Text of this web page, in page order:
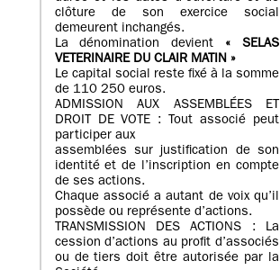
clôture de son exercice social
demeurent inchangés.
La dénomination devient « SELAS
VETERINAIRE DU CLAIR MATIN »
Le capital social reste fixé à la somme
de 110 250 euros.
ADMISSION AUX ASSEMBLÉES ET
DROIT DE VOTE : Tout associé peut
participer aux
assemblées sur justification de son
identité et de l’inscription en compte
de ses actions.
Chaque associé a autant de voix qu’il
possède ou représente d’actions.
TRANSMISSION DES ACTIONS : La
cession d’actions au profit d’associés
ou de tiers doit être autorisée par la